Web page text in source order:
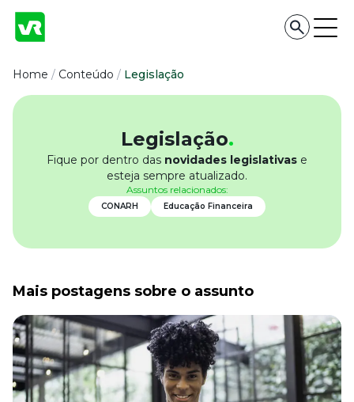
Conteúdo
Todas as categorias
Confira nossos conteúdos
Empreendedorismo
Impulsione o seu negócio
Saiba como gerenciar o seu dinheiro
Para o Trabalhador
Tudo para facilitar a rotina
Imprensa
VR na Imprensa
Home / Conteúdo / Legislação
Legislação.
Fique por dentro das novidades legislativas e
esteja sempre atualizado.
Assuntos relacionados:
CONARH Educação Financeira
Mais postagens sobre o assunto